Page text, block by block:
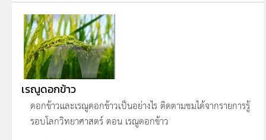
เรณูดอกข้าว
ดอกข้าวและเรณูดอกข้าวเป็นอย่างไร ติดตามชมได้จากรายการรู้
รอบโลกวิทยาศาสตร์ ตอน เรณูดอกข้าว